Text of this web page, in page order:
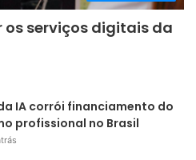
os serviços digitais da
IA corrói financiamento do
profissional no Brasil